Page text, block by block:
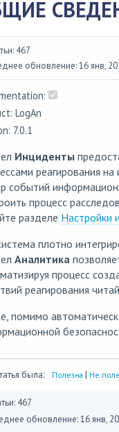
467
обновление: 16 янв,
LogAn
7.0.1
Инциденты
реагирования
событий
процесс
разделе Настройки
плотно
Аналитика
процесс
реагирования
помимо
была: Полезна | Не
467
обновление:16 янв,